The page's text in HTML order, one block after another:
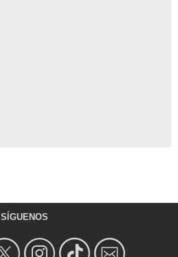
SÍGUENOS